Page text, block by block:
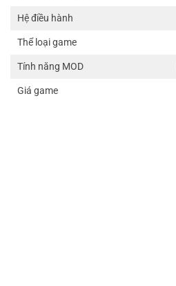
Hệ điều hành
Thể loại game
Tính năng MOD
Giá game